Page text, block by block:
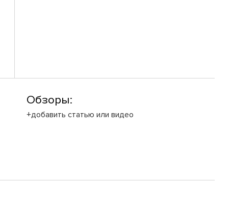
Обзоры:
+добавить статью или видео